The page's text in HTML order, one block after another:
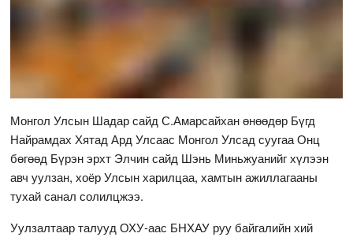
Монгол Улсын Шадар сайд С.Амарсайхан өнөөдөр Бүгд
Найрамдах Хятад Ард Улсаас Монгол Улсад суугаа Онц
бөгөөд Бүрэн эрхт Элчин сайд Шэнь Миньжуанийг хүлээн
авч уулзан, хоёр Улсын харилцаа, хамтын ажиллагааны
тухай санал солилцжээ.
Уулзалтаар талууд ОХУ-аас БНХАУ руу байгалийн хий